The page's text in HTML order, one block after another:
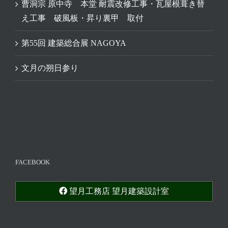
曹洞宗 原中寺 本堂 耐震改修工事・瓦屋根葺き替
え工事 破風板・昇り裏甲 取付
第55回 建築総合展 NAGOYA
文月の朔日参り
FACEBOOK
望月工務店 望月建築設計室